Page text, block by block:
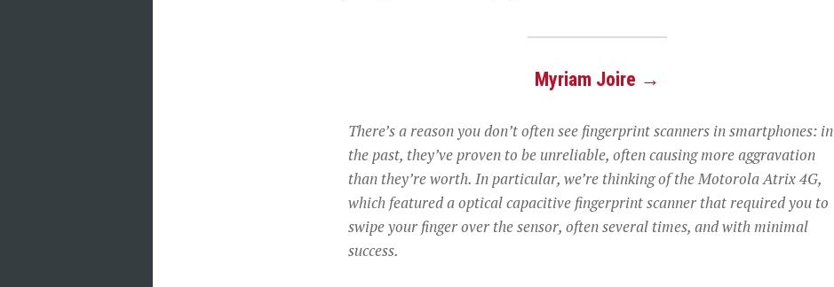
Myriam Joire →
There’s a reason you don’t often see fingerprint scanners in smartphones: in
the past, they’ve proven to be unreliable, often causing more aggravation
than they’re worth. In particular, we’re thinking of the Motorola Atrix 4G,
which featured a optical capacitive fingerprint scanner that required you to
swipe your finger over the sensor, often several times, and with minimal
success.